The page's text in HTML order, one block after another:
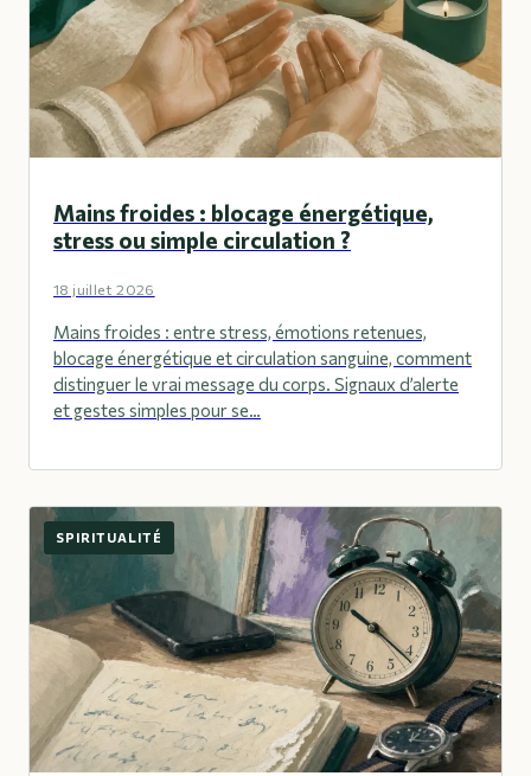
Mains froides : blocage énergétique,
stress ou simple circulation ?
18 juillet 2026
Mains froides : entre stress, émotions retenues,
blocage énergétique et circulation sanguine, comment
distinguer le vrai message du corps. Signaux d’alerte
et gestes simples pour se…
SPIRITUALITÉ